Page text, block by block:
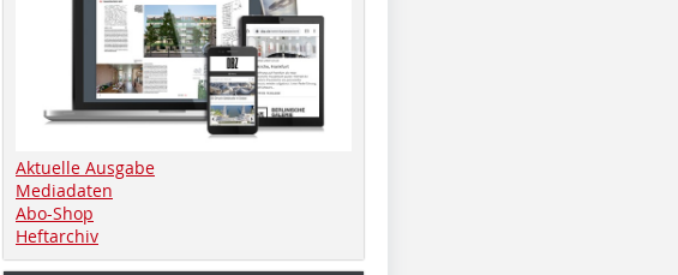
Aktuelle Ausgabe
Mediadaten
Abo-Shop
Heftarchiv